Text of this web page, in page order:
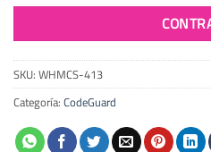
SKU:WHMCS-413
Categoría:CodeGuard